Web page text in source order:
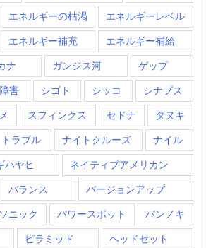
エネルギーの枯渇 エネルギーレベル
エネルギー補充 エネルギー補給
ナ ガンジス河 ゲップ
害 シゴト シッコ シナプス
スフィンクス セドナ タヌキ
トラブル ナイトクルーズ ナイル
ハヤヒ ネイティブアメリカン
バランス バージョンアップ
ニック パワースポット パンノキ
ピラミッド ヘッドセット